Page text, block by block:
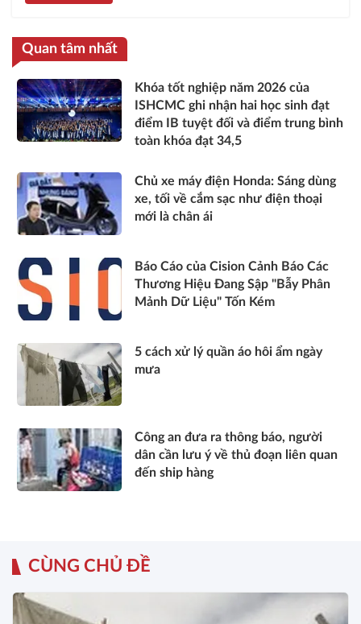
Quan tâm nhất
Khóa tốt nghiệp năm 2026 của
ISHCMC ghi nhận hai học sinh đạt
điểm IB tuyệt đối và điểm trung bình
toàn khóa đạt 34,5
Chủ xe máy điện Honda: Sáng dùng
xe, tối về cắm sạc như điện thoại
mới là chân ái
Báo Cáo của Cision Cảnh Báo Các
Thương Hiệu Đang Sập "Bẫy Phân
Mảnh Dữ Liệu" Tốn Kém
5 cách xử lý quần áo hôi ẩm ngày
mưa
Công an đưa ra thông báo, người
dân cần lưu ý về thủ đoạn liên quan
đến ship hàng
CÙNG CHỦ ĐỀ